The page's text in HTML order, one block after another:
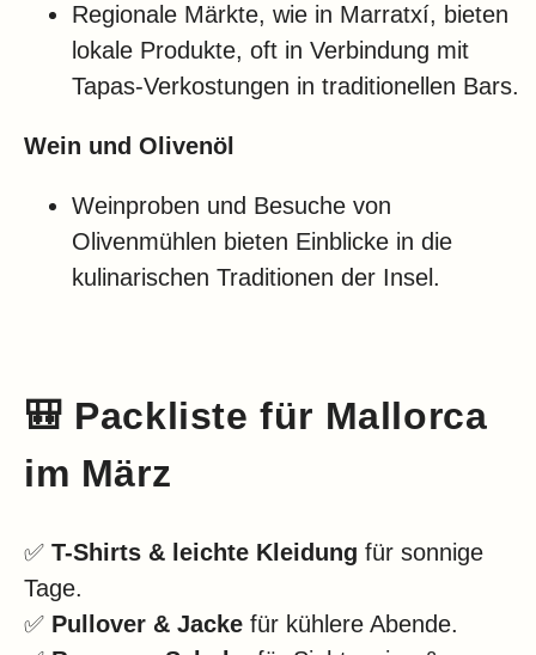
Regionale Märkte, wie in Marratxí, bieten
lokale Produkte, oft in Verbindung mit
Tapas-Verkostungen in traditionellen Bars.
Wein und Olivenöl
Weinproben und Besuche von
Olivenmühlen bieten Einblicke in die
kulinarischen Traditionen der Insel.
🎒 Packliste für Mallorca
im März
✅ T-Shirts & leichte Kleidung für sonnige
Tage.
✅ Pullover & Jacke für kühlere Abende.